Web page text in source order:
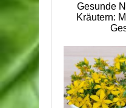
Gesunde
Kräutern: